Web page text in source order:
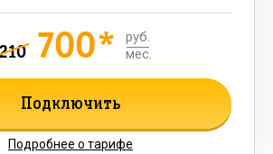
700*
руб.
мес.
Подключить
Подробнее о тарифе